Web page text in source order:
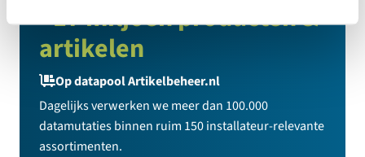
>17 miljoen producten &
artikelen
Op datapool Artikelbeheer.nl
Dagelijks verwerken we meer dan 100.000
datamutaties binnen ruim 150 installateur-relevante
assortimenten.